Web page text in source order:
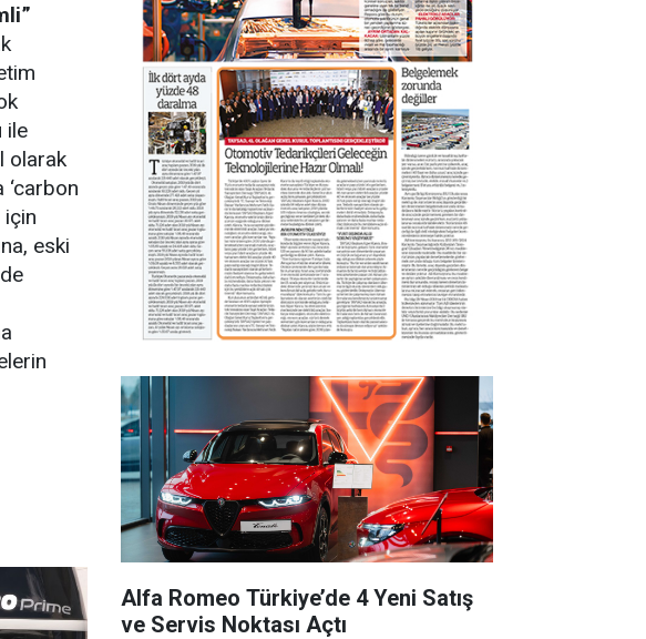
ile
olarak
‘carbon
için
eski
Alfa Romeo Türkiye’de 4 Yeni Satış
ve Servis Noktası Açtı